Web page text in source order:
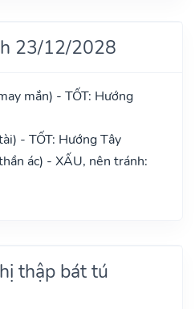
23/12/2028
mắn) - TỐT: Hướng
- TỐT: Hướng Tây
ác) - XẤU, nên tránh:
thập bát tú